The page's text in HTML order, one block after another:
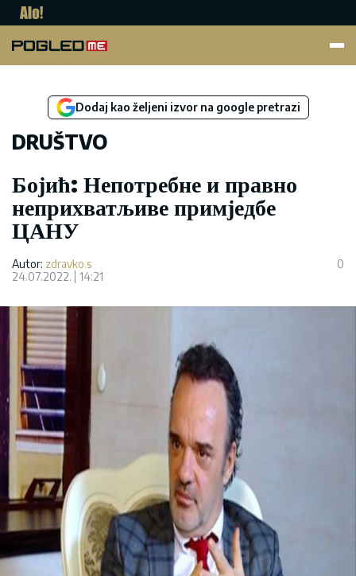
Dodaj kao željeni izvor na google pretrazi
DRUŠTVO
Бојић: Непотребне и правно
неприхватљиве примједбе
ЦАНУ
Autor: zdravko.s
24.07.2022.
14:21
0